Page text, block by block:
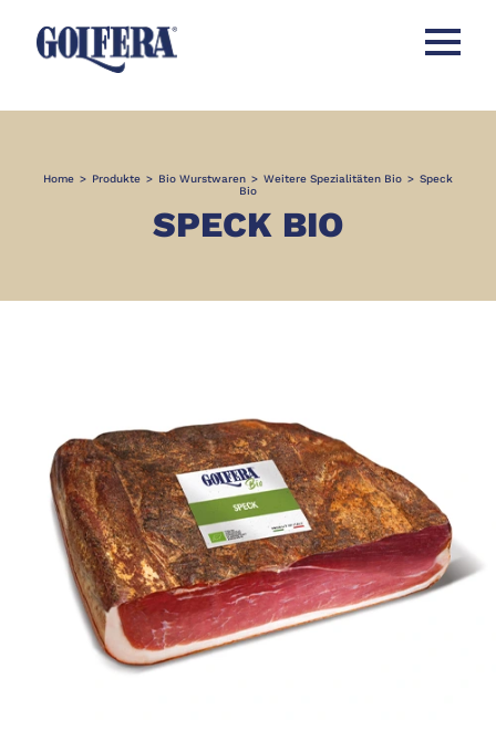
Menü
Home > Produkte > Bio Wurstwaren > Weitere Spezialitäten Bio > Speck
Bio
SPECK BIO